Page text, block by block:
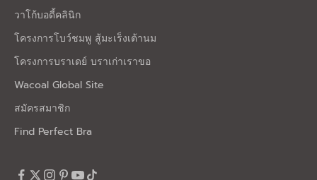
วาโก้บอดี้คลินิก
โครงการโบว์ชมพู สู้มะเร็งเต้านม
โครงการบราเดย์ บราเก่าเราขอ
Wacoal Global Site
สมัครสมาชิก
Find Perfect Bra